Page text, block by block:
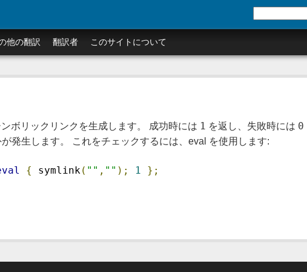
他の翻訳 翻訳者 このサイトについて
ボリックリンクを生成します。 成功時には 1 を返し、失敗時には 0
発生します。 これをチェックするには、eval を使用します:
{ symlink( "" , "" ); 1 };